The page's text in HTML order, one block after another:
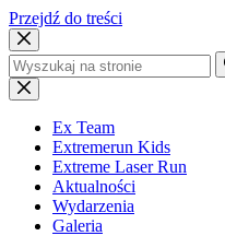
Przejdź do treści
Brak
wyników
Ex Team
Extremerun Kids
Extreme Laser Run
Aktualności
Wydarzenia
Galeria